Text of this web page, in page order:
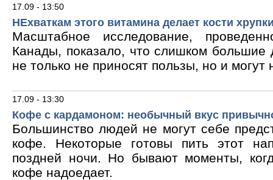
17.09 - 13:50
НЕхваткам этого витамина делает кости
Масштабное исследование,
Канады, показало, что слишком большие
не только не приносят пользы, но и могут
17.09 - 13:30
Кофе с кардамоном: необычный вкус
Большинство людей не могут себе
кофе. Некоторые готовы пить этот
поздней ночи. Но бывают моменты,
кофе надоедает.